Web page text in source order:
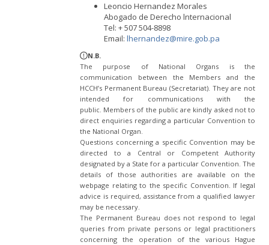
Leoncio Hernandez Morales
Abogado de Derecho lnternacional
Tel: + 507 504-8898
Email: lhernandez@mire.gob.pa
N.B.
The purpose of National Organs is the
communication between the Members and the
HCCH’s Permanent Bureau (Secretariat). They are not
intended for communications with the
public. Members of the public are kindly asked not to
direct enquiries regarding a particular Convention to
the National Organ.
Questions concerning a specific Convention may be
directed to a Central or Competent Authority
designated by a State for a particular Convention. The
details of those authorities are available on the
webpage relating to the specific Convention. If legal
advice is required, assistance from a qualified lawyer
may be necessary.
The Permanent Bureau does not respond to legal
queries from private persons or legal practitioners
concerning the operation of the various Hague